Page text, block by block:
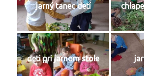
jarný tanec detí
deti pri jarnom stole